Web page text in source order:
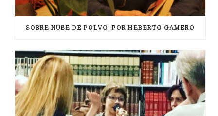
SOBRE NUBE DE POLVO, POR HEBERTO GAMERO